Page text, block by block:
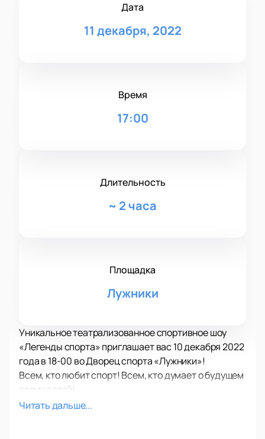
Дата
11 декабря, 2022
Время
17:00
Длительность
~ 2 часа
Площадка
Лужники
Уникальное театрализованное спортивное шоу
«Легенды спорта» приглашает вас 10 декабря 2022
года в 18-00 во Дворец спорта «Лужники»!
Всем, кто любит спорт! Всем, кто думает о будущем
своих детей!
Четырехкратный олимпийский чемпион,
Читать дальше...